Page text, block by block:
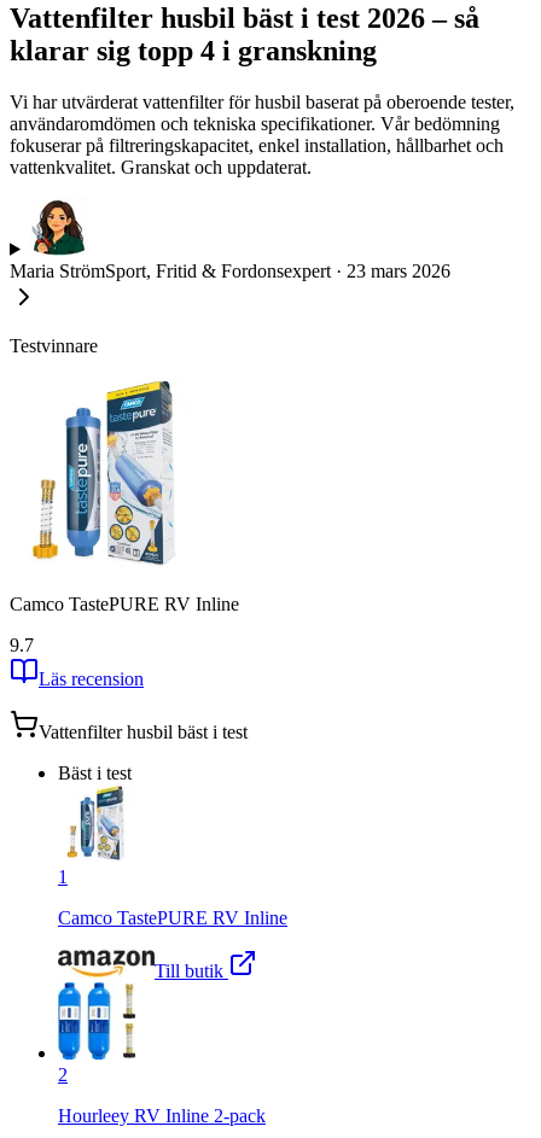
Vattenfilter husbil bäst i test 2026 – så
klarar sig topp 4 i granskning
Vi har utvärderat vattenfilter för husbil baserat på oberoende tester,
användaromdömen och tekniska specifikationer. Vår bedömning
fokuserar på filtreringskapacitet, enkel installation, hållbarhet och
vattenkvalitet. Granskat och uppdaterat.
Maria StrömSport, Fritid & Fordonsexpert · 23 mars 2026
Testvinnare
Camco TastePURE RV Inline
9.7
Läs recension
Vattenfilter husbil bäst i test
Bäst i test
1
Camco TastePURE RV Inline
Till butik
2
Hourleey RV Inline 2-pack